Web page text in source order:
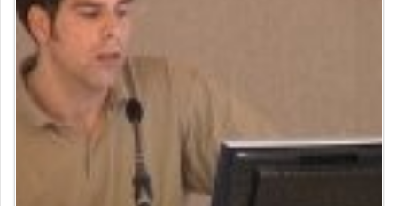
Intézményi listák
Intézmények
Közreműködők